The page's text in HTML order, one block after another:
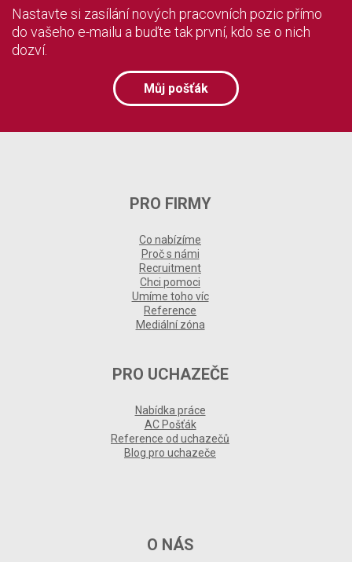
Nastavte si zasílání nových pracovních pozic přímo
do vašeho e-mailu a buďte tak první, kdo se o nich
dozví.
Můj pošťák
PRO FIRMY
Co nabízíme
Proč s námi
Recruitment
Chci pomoci
Umíme toho víc
Reference
Mediální zóna
PRO UCHAZEČE
Nabídka práce
AC Pošťák
Reference od uchazečů
Blog pro uchazeče
O NÁS